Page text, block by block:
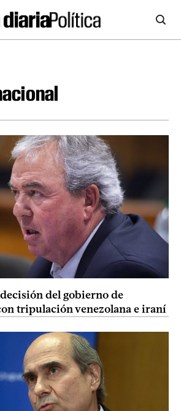
del gobierno de
tripulación venezolana e iraní